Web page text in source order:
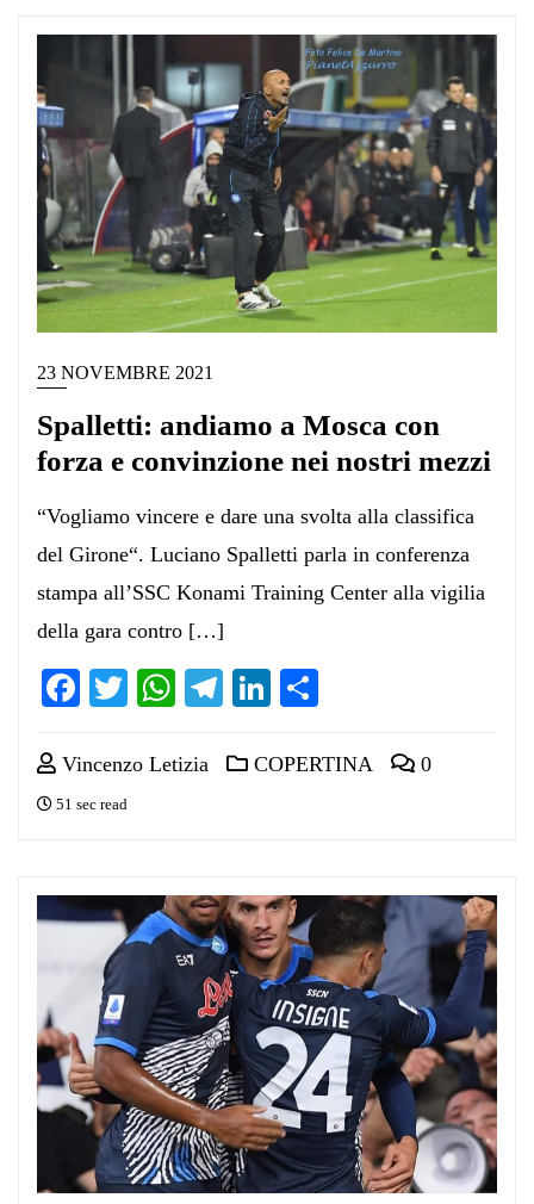
23 NOVEMBRE 2021
Spalletti: andiamo a Mosca con
forza e convinzione nei nostri mezzi
“Vogliamo vincere e dare una svolta alla classifica
del Girone“. Luciano Spalletti parla in conferenza
stampa all’SSC Konami Training Center alla vigilia
della gara contro […]
Facebook
TwitterWhatsApp
Telegram
LinkedIn
Vincenzo Letizia COPERTINA 0
51 sec read